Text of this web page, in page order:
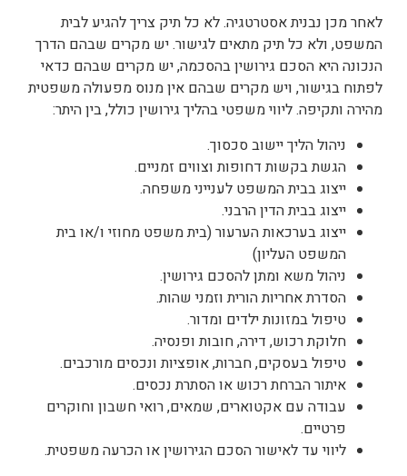
לאחר מכן נבנית אסטרטגיה. לא כל תיק צריך להגיע לבית
המשפט, ולא כל תיק מתאים לגישור. יש מקרים שבהם הדרך
הנכונה היא הסכם גירושין בהסכמה, יש מקרים שבהם כדאי
לפתוח בגישור, ויש מקרים שבהם אין מנוס מפעולה משפטית
מהירה ותקיפה.ליווי משפטי בהליך גירושין כולל, בין היתר:
ניהול הליך יישוב סכסוך.
הגשת בקשות דחופות וצווים זמניים.
ייצוג בבית המשפט לענייני משפחה.
ייצוג בבית הדין הרבני.
ייצוג בערכאות הערעור (בית משפט מחוזי ו/או בית
המשפט העליון)
ניהול משא ומתן להסכם גירושין.
הסדרת אחריות הורית וזמני שהות.
טיפול במזונות ילדים ומדור.
חלוקת רכוש, דירה, חובות ופנסיה.
טיפול בעסקים, חברות, אופציות ונכסים מורכבים.
איתור הברחת רכוש או הסתרת נכסים.
עבודה עם אקטוארים, שמאים, רואי חשבון וחוקרים
פרטיים.
ליווי עד לאישור הסכם הגירושין או הכרעה משפטית.